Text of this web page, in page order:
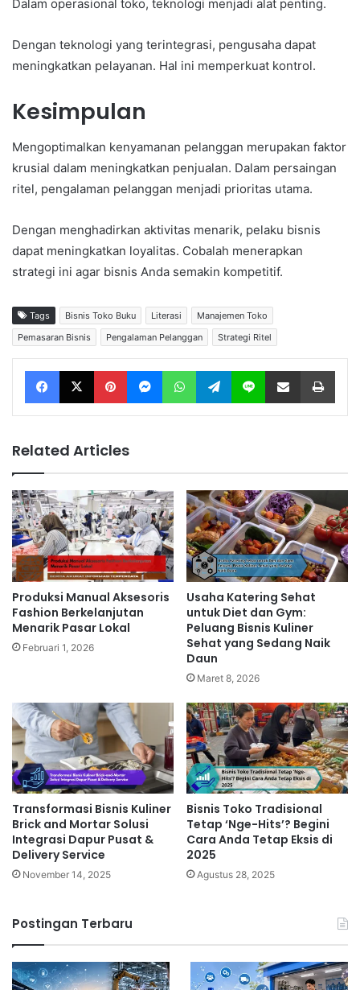
Dalam operasional toko, teknologi menjadi alat penting.
Dengan teknologi yang terintegrasi, pengusaha dapat
meningkatkan pelayanan. Hal ini memperkuat kontrol.
Kesimpulan
Mengoptimalkan kenyamanan pelanggan merupakan faktor
krusial dalam meningkatkan penjualan. Dalam persaingan
ritel, pengalaman pelanggan menjadi prioritas utama.
Dengan menghadirkan aktivitas menarik, pelaku bisnis
dapat meningkatkan loyalitas. Cobalah menerapkan
strategi ini agar bisnis Anda semakin kompetitif.
Tags Bisnis Toko Buku Literasi
Manajemen Toko
Pemasaran Bisnis
Pengalaman Pelanggan Strategi Ritel
Facebook X Pinterest Messenger WhatsApp Telegram Line Share via Email
Related Articles
Produksi Manual Aksesoris
Fashion Berkelanjutan
Menarik Pasar Lokal
Februari 1, 2026
Usaha Katering Sehat
untuk Diet dan Gym:
Peluang Bisnis Kuliner
Sehat yang Sedang Naik
Daun
Maret 8, 2026
Transformasi Bisnis Kuliner
Brick and Mortar Solusi
Integrasi Dapur Pusat &
Delivery Service
November 14, 2025
Bisnis Toko Tradisional
Tetap ‘Nge-Hits’? Begini
Cara Anda Tetap Eksis di
2025
Agustus 28, 2025
Postingan Terbaru